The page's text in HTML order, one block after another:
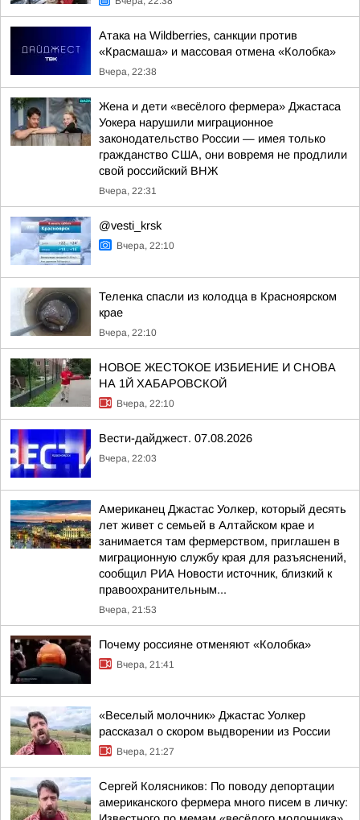
Атака на Wildberries, санкции против
«Красмаша» и массовая отмена «Колобка»
Вчера, 22:38
Жена и дети «весёлого фермера» Джастаса
Уокера нарушили миграционное
законодательство России — имея только
гражданство США, они вовремя не продлили
свой российский ВНЖ
Вчера, 22:31
@vesti_krsk
Вчера, 22:10
Теленка спасли из колодца в Красноярском
крае
Вчера, 22:10
НОВОЕ ЖЕСТОКОЕ ИЗБИЕНИЕ И СНОВА
НА 1Й ХАБАРОВСКОЙ
Вчера, 22:10
Вести-дайджест. 07.08.2026
Вчера, 22:03
Американец Джастас Уолкер, который десять
лет живет с семьей в Алтайском крае и
занимается там фермерством, приглашен в
миграционную службу края для разъяснений,
сообщил РИА Новости источник, близкий к
правоохранительным...
Вчера, 21:53
Почему россияне отменяют «Колобка»
Вчера, 21:41
«Веселый молочник» Джастас Уолкер
рассказал о скором выдворении из России
Вчера, 21:27
Сергей Колясников: По поводу депортации
американского фермера много писем в личку: